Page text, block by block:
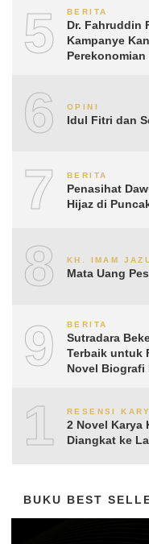
5 BERITA
Dr. Fahruddin
Kampanye
6 OPINI
Idul Fitri dan
7 BERITA
Penasihat
Hijaz di
8 KH. IMAM
Mata Uang
9 BERITA
Sutradara
Terbaik untuk
Novel Biografi
10RESENSI
2 Novel Karya
Diangkat ke
BUKU BEST